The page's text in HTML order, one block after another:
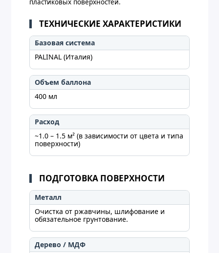
пластиковых поверхностей.
ТЕХНИЧЕСКИЕ ХАРАКТЕРИСТИКИ
Базовая система
PALINAL (Италия)
Объем баллона
400 мл
Расход
~1.0 – 1.5 м² (в зависимости от цвета и типа
поверхности)
ПОДГОТОВКА ПОВЕРХНОСТИ
Металл
Очистка от ржавчины, шлифование и
обязательное грунтование.
Дерево / МДФ